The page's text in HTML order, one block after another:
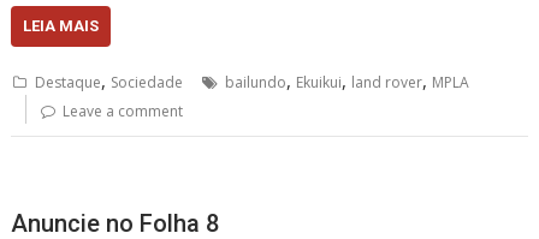
LEIA MAIS
Destaque, Sociedade bailundo, Ekuikui, land rover, MPLA
Leave a comment
Anuncie no Folha 8